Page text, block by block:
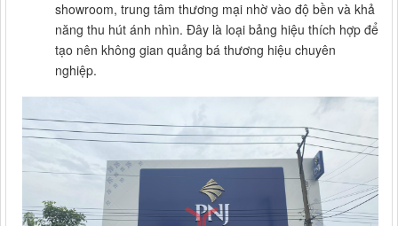
showroom, trung tâm thương mại nhờ vào độ bền và khả
năng thu hút ánh nhìn. Đây là loại bảng hiệu thích hợp để
tạo nên không gian quảng bá thương hiệu chuyên
nghiệp.